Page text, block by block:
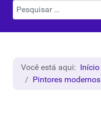
Pesquisar
Você está aqui: Início
Pintores modernos